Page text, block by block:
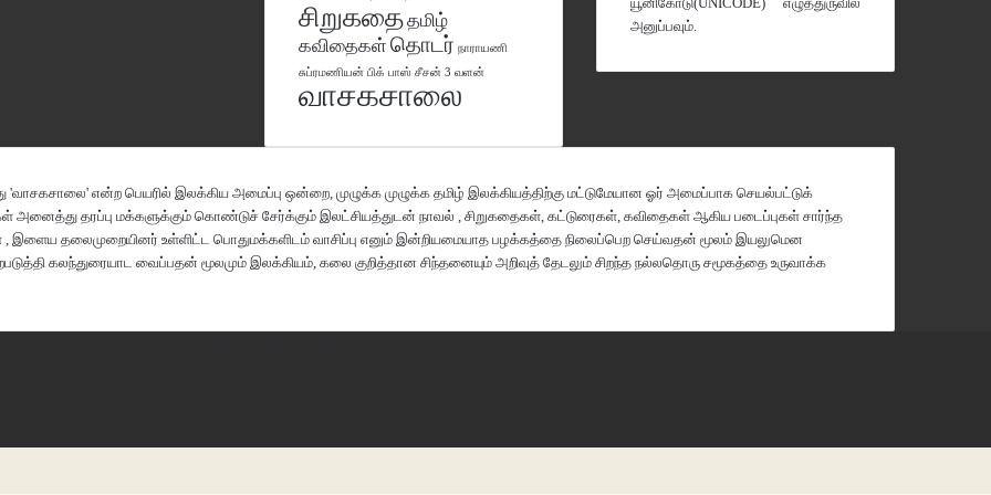
சிறுகதைதமிழ்
கவிதைகள் தொடர் நாராயணி
சுப்ரமணியன் பிக் பாஸ் சீசன் 3 வளன்
வாசகசாலை
அனுப்பவும்.
என்ற பெயரில் இலக்கிய அமைப்பு ஒன்றை, முழுக்க முழுக்க தமிழ் இலக்கியத்திற்கு மட்டுமேயான ஓர் அமைப்பாக செயல்பட்டுக்
அனைத்து தரப்பு மக்களுக்கும் கொண்டுச் சேர்க்கும் இலட்சியத்துடன் நாவல் , சிறுகதைகள், கட்டுரைகள், கவிதைகள் ஆகிய படைப்புகள் சார்ந்த
தலைமுறையினர் உள்ளிட்ட பொதுமக்களிடம் வாசிப்பு எனும் இன்றியமையாத பழக்கத்தை நிலைப்பெற செய்வதன் மூலம் இயலுமென
கலந்துரையாட வைப்பதன் மூலமும் இலக்கியம், கலை குறித்தான சிந்தனையும் அறிவுத் தேடலும் சிறந்த நல்லதொரு சமூகத்தை உருவாக்க